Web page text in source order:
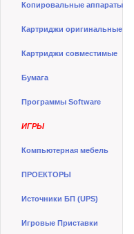
Копировальные аппараты
Картриджи оригинальные
Картриджи совместимые
Бумага
Программы Software
ИГРЫ
Компьютерная мебель
ПРОЕКТОРЫ
Источники БП (UPS)
Игровые Приставки